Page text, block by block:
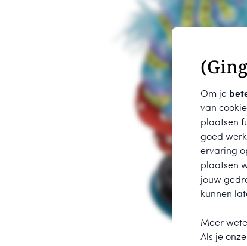
Om je
van
plaatsen
goed
ervaring
plaatsen
jouw
kunnen
Meer
Als je